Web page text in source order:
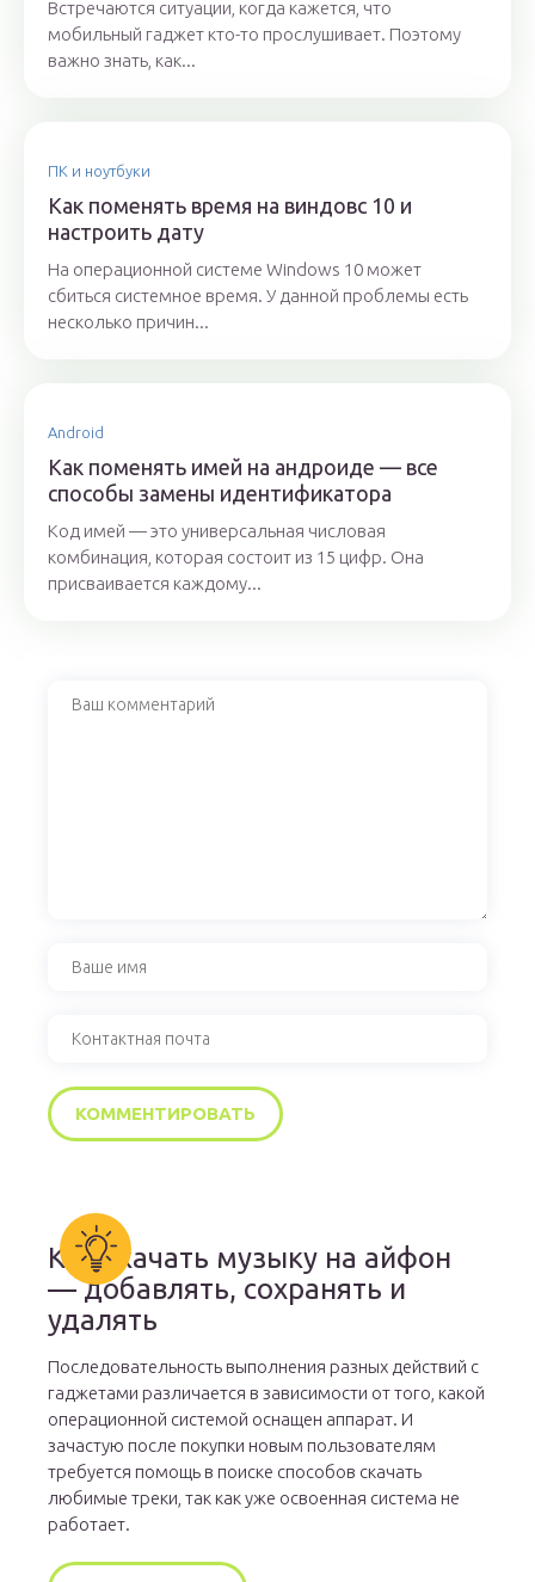
Встречаются ситуации, когда кажется, что
мобильный гаджет кто-то прослушивает. Поэтому
важно знать, как...
ПК и ноутбуки
Как поменять время на виндовс 10 и
настроить дату
На операционной системе Windows 10 может
сбиться системное время. У данной проблемы есть
несколько причин...
Android
Как поменять имей на андроиде — все
способы замены идентификатора
Код имей — это универсальная числовая
комбинация, которая состоит из 15 цифр. Она
присваивается каждому...
Как скачать музыку на айфон
— добавлять, сохранять и
удалять
Последовательность выполнения разных действий с
гаджетами различается в зависимости от того, какой
операционной системой оснащен аппарат. И
зачастую после покупки новым пользователям
требуется помощь в поиске способов скачать
любимые треки, так как уже освоенная система не
работает.